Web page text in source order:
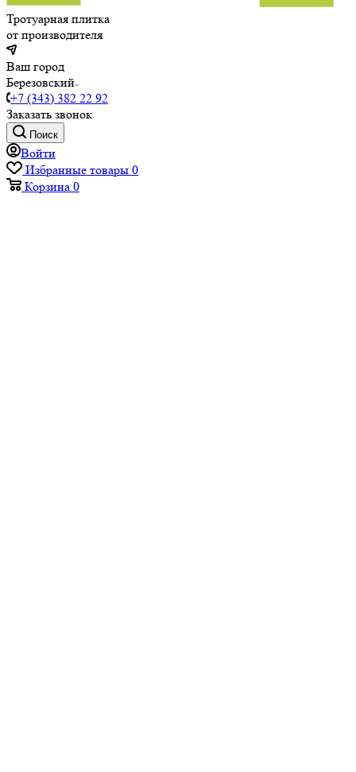
Тротуарная плитка
от производителя
Ваш город
Березовский
+7 (343) 382 22 92
Заказать звонок
Поиск
Войти
Избранные товары 0
Корзина 0